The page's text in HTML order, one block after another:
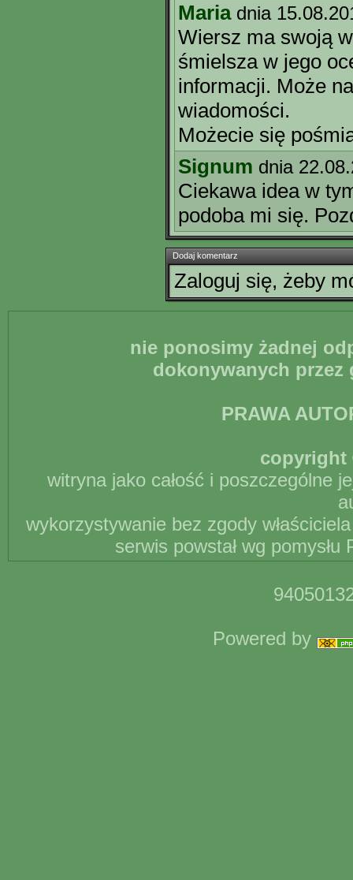
Maria dnia
Wiersz ma swoją
śmielsza w jego
informacji. Może
wiadomości.
Możecie się
Signum dnia
Ciekawa idea w
podoba mi się.
Dodaj komentarz
Zaloguj się, żeby
nie ponosimy żadnej
dokonywanych
PRAWA
copyright
witryna jako całość i poszczególne
wykorzystywanie bez zgody
serwis powstał wg
Powered by